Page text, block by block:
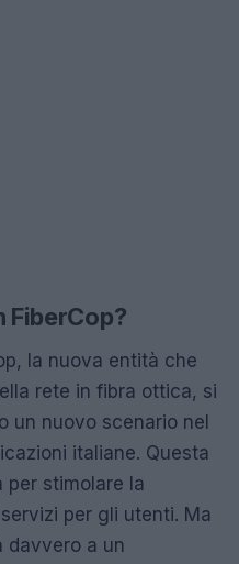
FiberCop?
la nuova entità che
rete in fibra ottica, si
un nuovo scenario nel
italiane. Questa
per stimolare la
per gli utenti. Ma
davvero a un